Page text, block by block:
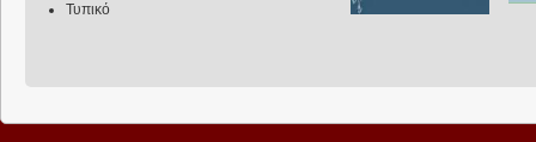
Τυπικό